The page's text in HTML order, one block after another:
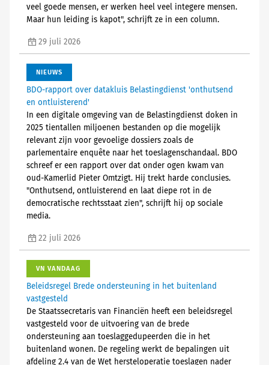
veel goede mensen, er werken heel veel integere mensen.
Maar hun leiding is kapot", schrijft ze in een column.
29 juli 2026
NIEUWS
BDO-rapport over datakluis Belastingdienst 'onthutsend
en ontluisterend'
In een digitale omgeving van de Belastingdienst doken in
2025 tientallen miljoenen bestanden op die mogelijk
relevant zijn voor gevoelige dossiers zoals de
parlementaire enquête naar het toeslagenschandaal. BDO
schreef er een rapport over dat onder ogen kwam van
oud-Kamerlid Pieter Omtzigt. Hij trekt harde conclusies.
"Onthutsend, ontluisterend en laat diepe rot in de
democratische rechtsstaat zien", schrijft hij op sociale
media.
22 juli 2026
VN VANDAAG
Beleidsregel Brede ondersteuning in het buitenland
vastgesteld
De Staatssecretaris van Financiën heeft een beleidsregel
vastgesteld voor de uitvoering van de brede
ondersteuning aan toeslaggedupeerden die in het
buitenland wonen. De regeling werkt de bepalingen uit
afdeling 2.4 van de Wet hersteloperatie toeslagen nader